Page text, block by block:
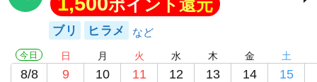
ポイント還元
ブリ ヒラメ
今日
8/8
日
9
月
10
火
11
水
12
木
13
金
14
土
15